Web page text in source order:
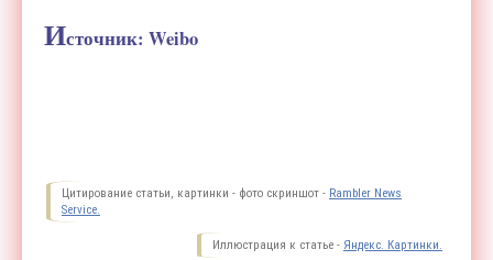
Источник: Weibo
Цитирование статьи, картинки - фото скриншот - Rambler News
Service.
Иллюстрация к статье - Яндекс. Картинки.